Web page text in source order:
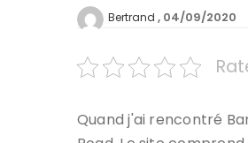
Bertrand 04/09/2020
Quand j'ai rencontré